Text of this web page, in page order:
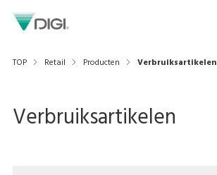
TOP Retail Producten Verbruiksartikelen
Verbruiksartikelen